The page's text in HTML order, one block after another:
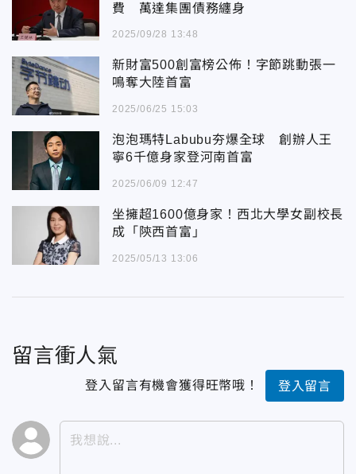
費 萬達集團債務纏身
2025/09/28 13:48
新財富500創富榜公佈！字節跳動張一
鳴奪大陸首富
2025/06/25 15:03
泡泡瑪特Labubu夯爆全球 創辦人王
寧6千億身家登河南首富
2025/06/09 12:47
坐擁超1600億身家！西北大學女副校長
成「陝西首富」
2025/05/13 13:06
留言衝人氣
登入留言有機會獲得旺幣哦！ 登入留言